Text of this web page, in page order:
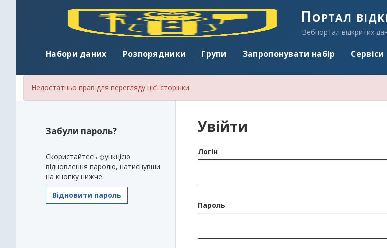
Портал
Вебпортал відкритих
Набори даних Розпорядники Групи Запропонувати набір Сервіси
Недостатньо прав для перегляду цієї сторінки
Забули пароль?
Скористайтесь функцією
відновлення паролю, натиснувши
на кнопку нижче.
Відновити пароль
Увійти
Логін
Пароль